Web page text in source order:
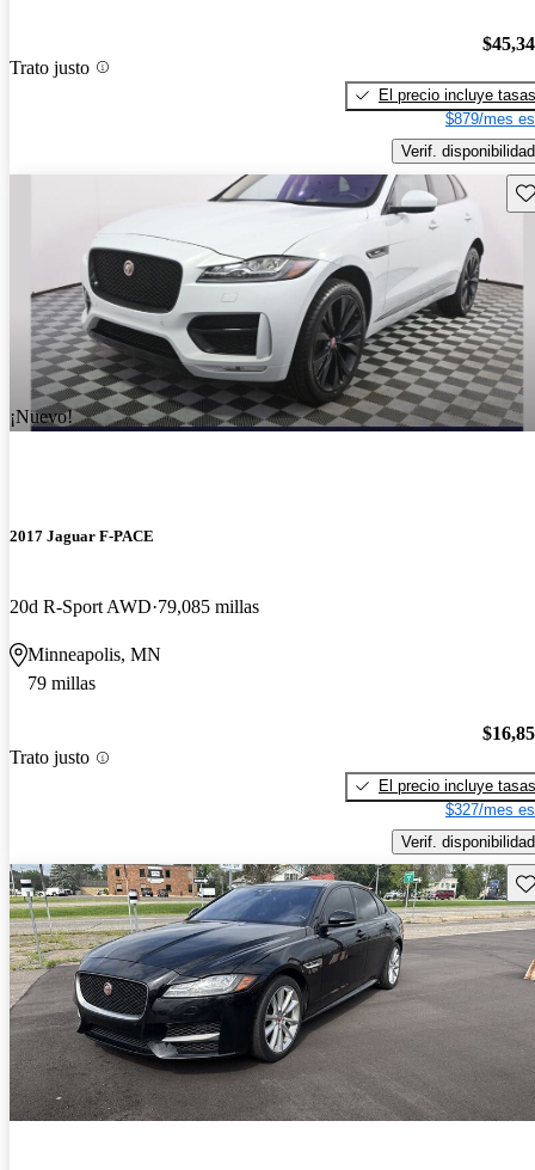
Trato justo
El precio incluye tasas
$879/mes
Verif. disponibilidad
¡Nuevo!
2017 Jaguar F-PACE
20d R-Sport AWD 79,085 millas
Minneapolis, MN
79 millas
Trato justo
El precio incluye tasas
$327/mes
Verif. disponibilidad